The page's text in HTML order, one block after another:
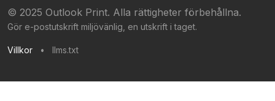
© 2025 Outlook Print. Alla rättigheter förbehållna.
Gör e-postutskrift miljövänlig, en utskrift i taget.
Villkor • llms.txt